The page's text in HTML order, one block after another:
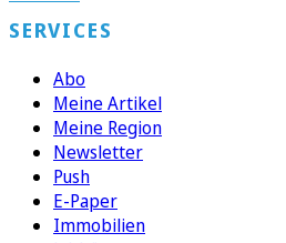
SERVICES
Abo
Meine Artikel
Meine Region
Newsletter
Push
E-Paper
Immobilien